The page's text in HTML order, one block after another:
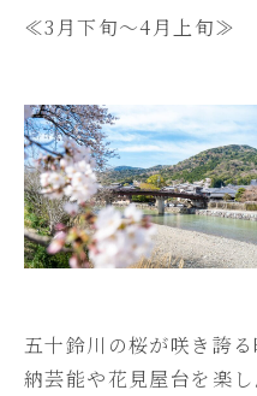
≪3月下旬～4月上旬≫
五十鈴川の桜が咲き誇
納芸能や花見屋台を楽